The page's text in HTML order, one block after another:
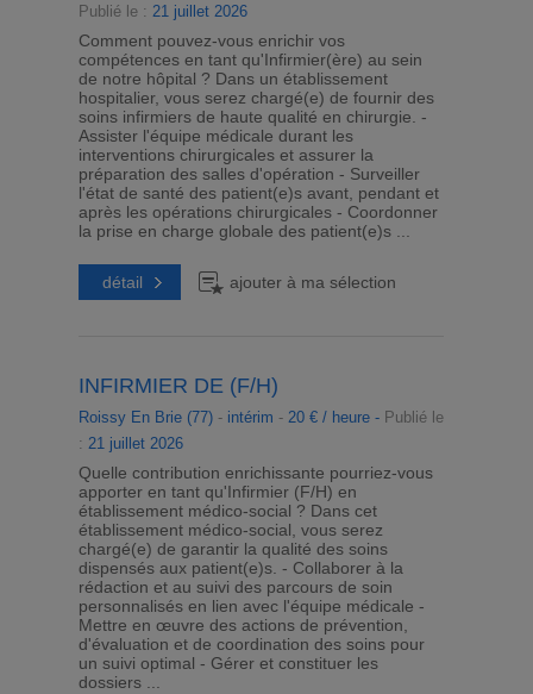
Publié le : 21 juillet 2026
Comment pouvez-vous enrichir vos
compétences en tant qu'Infirmier(ère) au sein
de notre hôpital ? Dans un établissement
hospitalier, vous serez chargé(e) de fournir des
soins infirmiers de haute qualité en chirurgie. -
Assister l'équipe médicale durant les
interventions chirurgicales et assurer la
préparation des salles d'opération - Surveiller
l'état de santé des patient(e)s avant, pendant et
après les opérations chirurgicales - Coordonner
la prise en charge globale des patient(e)s ...
détail ajouter à ma sélection
INFIRMIER DE (F/H)
Roissy En Brie (77)- intérim - 20 € / heure - Publié le
: 21 juillet 2026
Quelle contribution enrichissante pourriez-vous
apporter en tant qu'Infirmier (F/H) en
établissement médico-social ? Dans cet
établissement médico-social, vous serez
chargé(e) de garantir la qualité des soins
dispensés aux patient(e)s. - Collaborer à la
rédaction et au suivi des parcours de soin
personnalisés en lien avec l'équipe médicale -
Mettre en œuvre des actions de prévention,
d'évaluation et de coordination des soins pour
un suivi optimal - Gérer et constituer les
dossiers ...